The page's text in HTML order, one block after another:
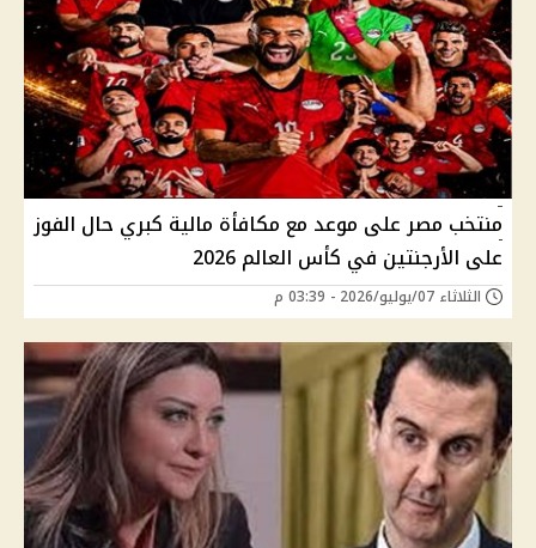
منتخب مصر على موعد مع مكافأة مالية كبري حال الفوز
على الأرجنتين في كأس العالم 2026
الثلاثاء 07/يوليو/2026 - 03:39 م